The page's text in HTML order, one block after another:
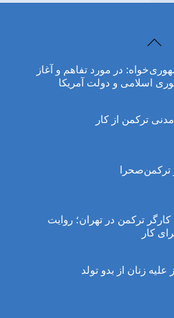
Back
Top
جمهوری خواه: در مورد تفاهم و آغاز
اسلامی و دولت آمریکا
ترکمن از کار
ترکمن‌صحرا
ترکمن در تهران؛ روایت
کار
علیه زنان از بدو تولد